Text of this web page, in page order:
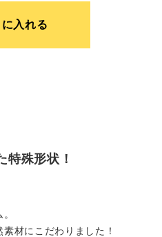
入れる
特殊形状！
材にこだわりました！